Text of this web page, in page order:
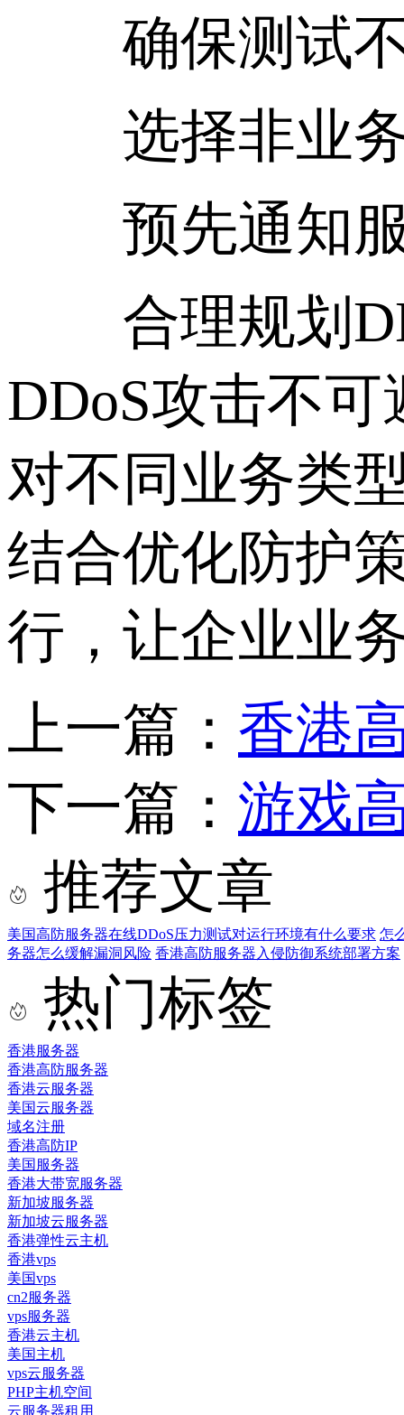
确保测试不
选择非业务
预先通知服
合理规划
DDoS攻击不
对不同业务类
结合优化防护
行，让企业业
上一篇： 香港
下一篇： 游戏
推荐文章
美国高防服务器在线DDoS压力测试对运行环境有什么要求 怎
务器怎么缓解漏洞风险 香港高防服务器入侵防御系统部署方案
热门标签
香港服务器
香港高防服务器
香港云服务器
美国云服务器
域名注册
香港高防IP
美国服务器
香港大带宽服务器
新加坡服务器
新加坡云服务器
香港弹性云主机
香港vps
美国vps
cn2服务器
vps服务器
香港云主机
美国主机
vps云服务器
PHP主机空间
云服务器租用